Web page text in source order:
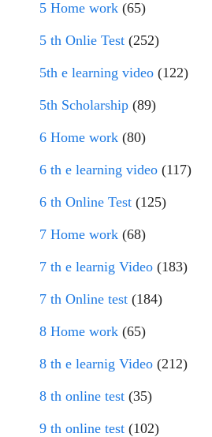
5 Home work (65)
5 th Onlie Test (252)
5th e learning video (122)
5th Scholarship (89)
6 Home work (80)
6 th e learning video (117)
6 th Online Test (125)
7 Home work (68)
7 th e learnig Video (183)
7 th Online test (184)
8 Home work (65)
8 th e learnig Video (212)
8 th online test (35)
9 th online test (102)